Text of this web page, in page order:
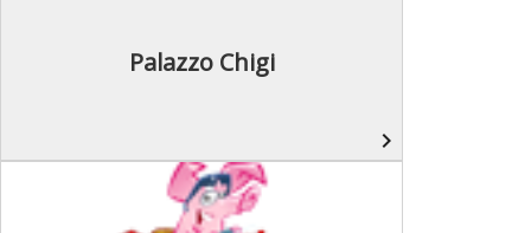
Palazzo Chigi
navigate_next